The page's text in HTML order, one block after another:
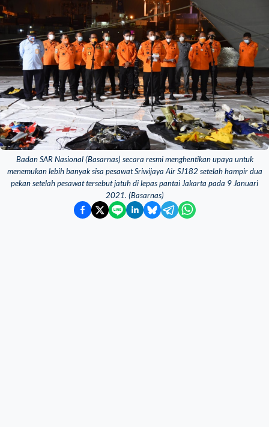
Badan SAR Nasional (Basarnas) secara resmi menghentikan upaya untuk
menemukan lebih banyak sisa pesawat Sriwijaya Air SJ182 setelah hampir dua
pekan setelah pesawat tersebut jatuh di lepas pantai Jakarta pada 9 Januari
2021. (Basarnas)